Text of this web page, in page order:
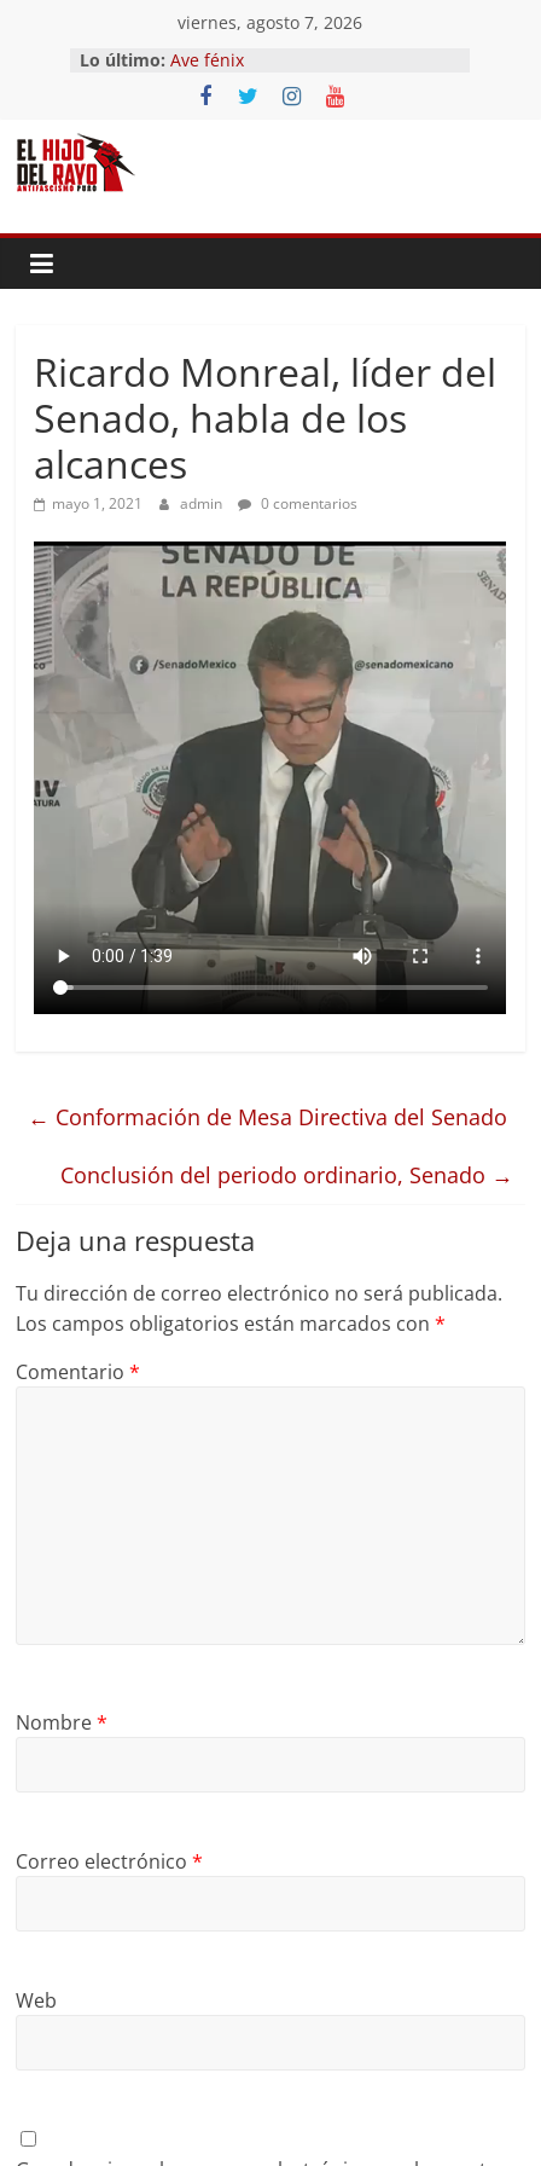
contenido
viernes, agosto 7, 2026
Lo último: Ave fénix
¿Dios no existe?
First Time
Ricardo Monreal, líder del
Senado, habla de los
alcances
mayo 1, 2021 admin 0 comentarios
← Conformación de Mesa Directiva del Senado
Conclusión del periodo ordinario, Senado →
Deja una respuesta
Tu dirección de correo electrónico no será publicada.
Los campos obligatorios están marcados con*
Comentario*
Nombre*
Correo electrónico*
Web